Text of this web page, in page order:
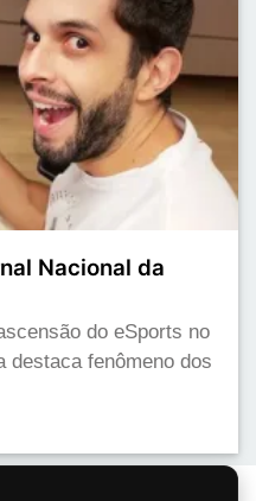
Nacional da
do eSports no
destaca fenômeno dos